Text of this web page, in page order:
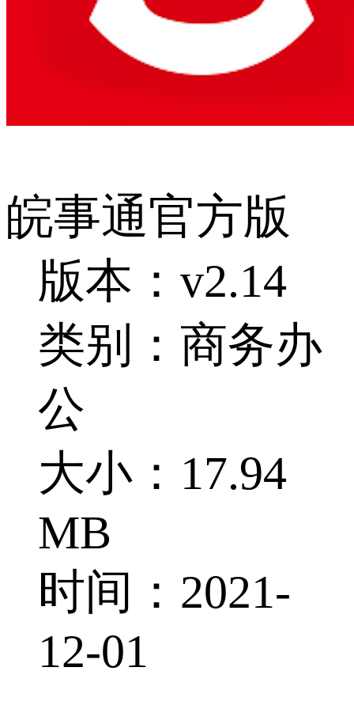
皖事通官方版
版本：v2.14
类别：商务办
公
大小：17.94
MB
时间：2021-
12-01